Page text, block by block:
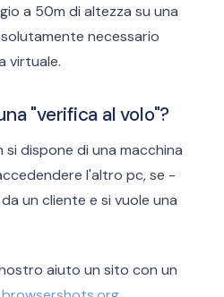
a 50m di altezza su una
necessario
virtuale.
"verifica al volo"?
dispone di una macchina
l'altro pc, se -
un cliente e si vuole una
aiuto un sito con un